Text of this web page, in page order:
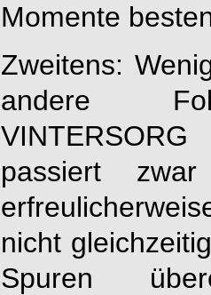
Momente
Zweitens:
andere
VINTERSORG
passiert
nicht
Spuren